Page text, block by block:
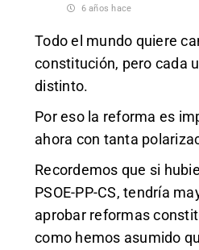
6 años hace
Todo el mundo quiere
constitución, pero cada
distinto.
Por eso la reforma es
ahora con tanta
Recordemos que si
PSOE-PP-CS, tendría
aprobar reformas
como hemos asumido